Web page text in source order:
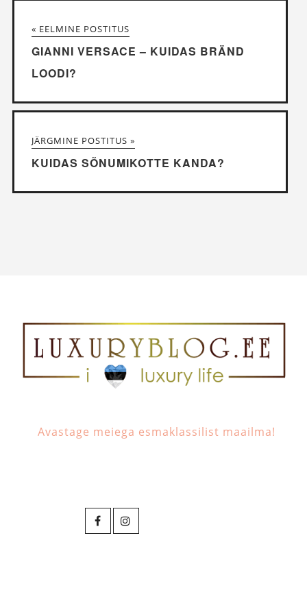
« EELMINE POSTITUS
GIANNI VERSACE – KUIDAS BRÄND
LOODI?
JÄRGMINE POSTITUS »
KUIDAS SÕNUMIKOTTE KANDA?
Avastage meiega esmaklassilist maailma!